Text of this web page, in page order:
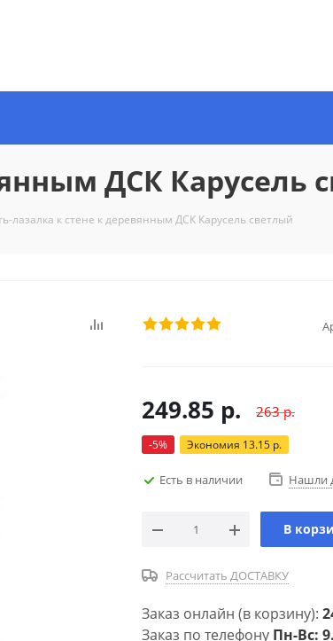
ДСК Карусель
лазалка к стене к деревянным ДСК Карусель светлый
249.85 р. 263р.
-5% Экономия 13.15 р.
Есть в наличии Нашли
В
Рассчитать ДОСТАВКУ
Заказ онлайн (в корзину):
Заказ по телефону Пн-Вс: